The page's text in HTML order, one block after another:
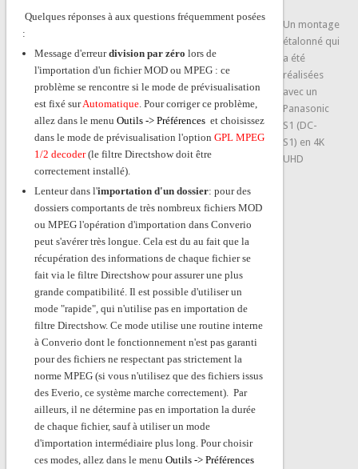
Quelques réponses à aux questions fréquemment posées
:
Message d'erreurdivision par zéro lors de
l'importation d'un fichier MOD ou MPEG : ce
problème se rencontre si le mode de prévisualisation
est fixé surAutomatique. Pour corriger ce problème,
allez dans le menu Outils -> Préférenceset choisissez
dans le mode de prévisualisation l'option GPL MPEG
1/2 decoder(le filtre Directshow doit être
correctement installé).
Lenteur dans l'importation d'un dossier: pour des
dossiers comportants de très nombreux fichiers MOD
ou MPEG l'opération d'importation dans Converio
peut s'avérer très longue. Cela est du au fait que la
récupération des informations de chaque fichier se
fait via le filtre Directshow pour assurer une plus
grande compatibilité. Il est possible d'utiliser un
mode "rapide", qui n'utilise pas en importation de
filtre Directshow. Ce mode utilise une routine interne
à Converio dont le fonctionnement n'est pas garanti
pour des fichiers ne respectant pas strictement la
norme MPEG (si vous n'utilisez que des fichiers issus
des Everio, ce système marche correctement). Par
ailleurs, il ne détermine pas en importation la durée
de chaque fichier, sauf à utiliser un mode
d'importation intermédiaire plus long. Pour choisir
ces modes, allez dans le menu Outils -> Préférences
Un montage
étalonné qui
a été
réalisées
avec un
Panasonic
S1 (DC-
S1) en 4K
UHD